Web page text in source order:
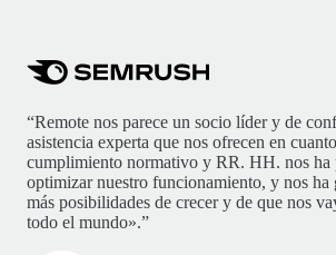
“Remote nos parece un socio líder y de
asistencia experta que nos ofrecen en
cumplimiento normativo y RR. HH. nos ha
optimizar nuestro funcionamiento, y nos ha
más posibilidades de crecer y de que nos
todo el mundo».”